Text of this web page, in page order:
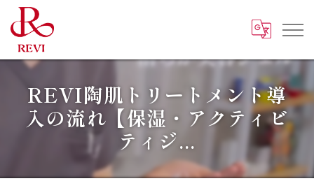
REVI陶肌トリートメント導
入の流れ【保湿・アクティビ
ティジ...